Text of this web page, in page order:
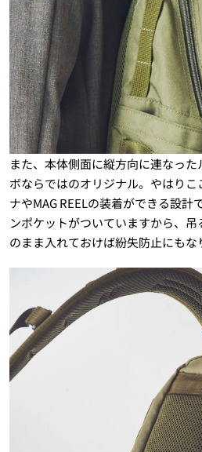
また、本体側面に縦方向に連なっ
ボならではのオリジナル。やはりこ
ナやMAG REELの装着ができる設
ンポケットがついていますから、
のまま入れておけば紛失防止にもな